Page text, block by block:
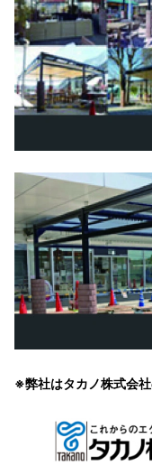
※弊社はタカノ株式会